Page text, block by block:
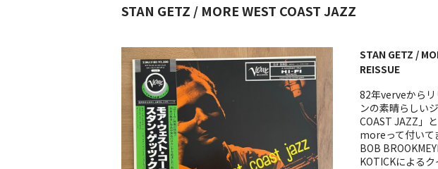
STAN GETZ / MORE WEST COAST JAZZ
STAN GETZ /
REISSUE
82年verveから
ンの素晴らしい
COAST JAZZ」
moreって付いて
BOB
KOTICKによるク